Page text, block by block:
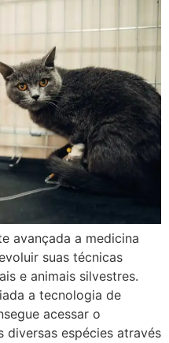
avançada a medicina
suas técnicas
e animais silvestres.
a tecnologia de
acessar o
diversas espécies através